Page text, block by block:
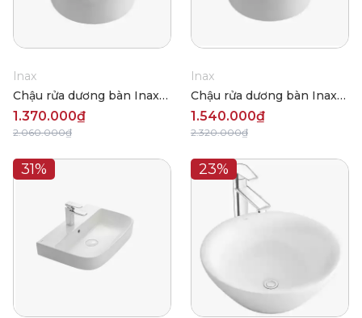
Inax
Chậu rửa dương bàn Inax
L-295V
1.370.000₫
2.060.000₫
Inax
Chậu rửa dương bàn Inax
AL-295V
1.540.000₫
2.320.000₫
31% 23%